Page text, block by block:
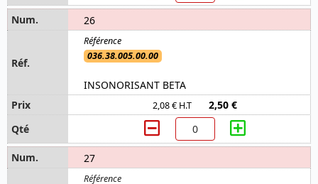
26
036.38.005.00.00
INSONORISANT BETA
2,08 € H.T 2,50 €
27